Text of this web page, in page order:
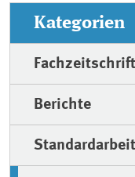
Kategorien
Berichte